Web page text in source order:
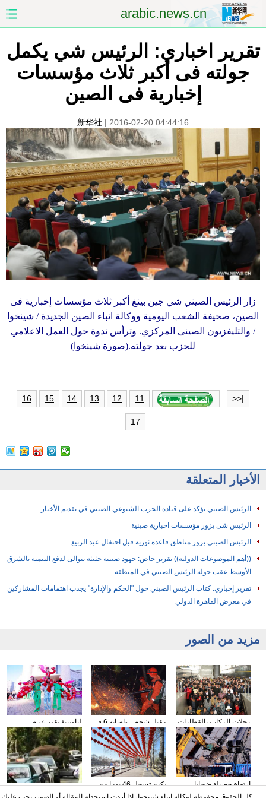
arabic.news.cn
الصين الصفحة الأولى
الشرق الأوسط العالم
الاقتصاد الصين والعالم العربي
العلوم والصحة الثقافة والتعليم
الرياضة السياحة والبيئة
مؤتمر صحفى للخارجية الصور
تقرير اخباري: الرئيس شي يكمل
جولته فى أكبر ثلاث مؤسسات
إخبارية فى الصين
新华社 | 2016-02-20 04:44:16
زار الرئيس الصيني شي جين بينغ أكبر ثلاث مؤسسات إخبارية فى
الصين، صحيفة الشعب اليومية ووكالة انباء الصين الجديدة / شينخوا
/ والتليفزيون الصينى المركزي. وترأس ندوة حول العمل الاعلامي
للحزب بعد جولته.(صورة شينخوا)
|<<
11
12
13
14
15
16
17
الأخبار المتعلقة
الرئيس الصيني يؤكد على قيادة الحزب الشيوعي الصيني في تقديم الأخبار
الرئيس شى يزور مؤسسات اخبارية صينية
الرئيس الصيني يزور مناطق قاعدة ثورية قبل احتفال عيد الربيع
((أهم الموضوعات الدولية)) تقرير خاص: جهود صينية حثيثة تتوالى لدفع التنمية بالشرق
الأوسط عقب جولة الرئيس الصيني في المنطقة
تقرير إخباري: كتاب الرئيس الصيني حول "الحكم والإدارة" يجذب اهتمامات المشاركين
في معرض القاهرة الدولي
مزيد من الصور
لياونينغ تقيم عرض
التراث الثقافي غير
المادي لاستقبال مهرجان
الفوانيس
مقتل شخص وإصابة 6 في
حريق غابة بجنوب غربي
الصين
رحلات الركاب بالقطارات
تبلغ رقما قياسيا مع انتهاء
عطلة عيد الربيع في
الصين
بكين تسجل 46 يوما من
التلوث الثقيل في العام
ارتفاع حصيلة ضحايا
زلزال تايوان إلى 40